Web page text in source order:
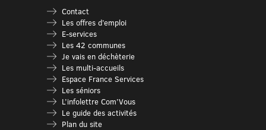
Contact
Les offres d’emploi
E-services
Les 42 communes
Je vais en déchèterie
Les multi-accueils
Espace France Services
Les séniors
L’infolettre Com’Vous
Le guide des activités
Plan du site